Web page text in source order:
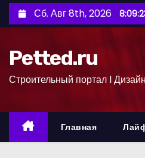
е
с
Сб. Авг 8th, 2026
Petted.ru
Строительный портал l
Главная